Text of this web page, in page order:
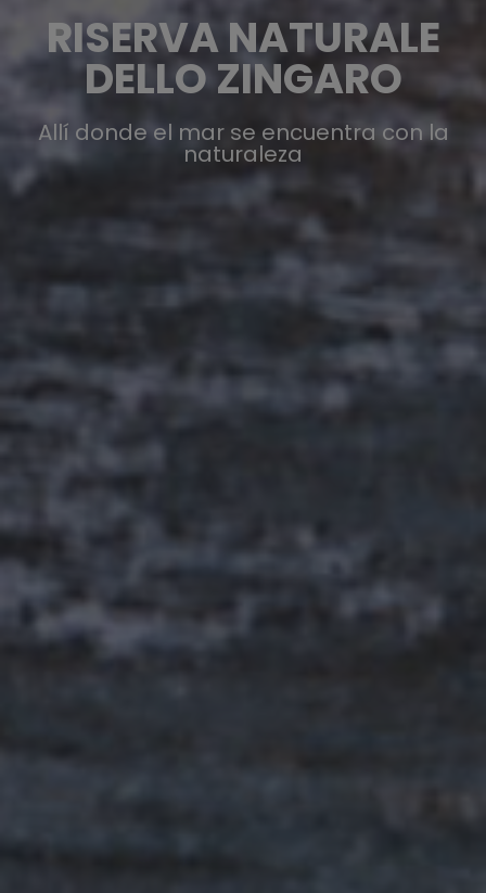
RISERVA NATURALE
DELLO ZINGARO
Allí donde el mar se encuentra con la
naturaleza